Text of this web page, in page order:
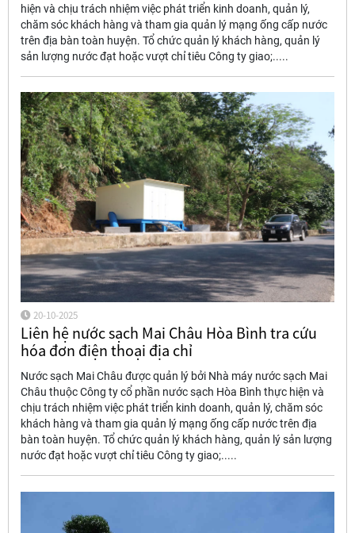
hiện và chịu trách nhiệm việc phát triển kinh doanh, quản lý,
chăm sóc khách hàng và tham gia quản lý mạng ống cấp nước
trên địa bàn toàn huyện. Tổ chức quản lý khách hàng, quản lý
sản lượng nước đạt hoặc vượt chỉ tiêu Công ty giao;.....
20-10-2025
Liên hệ nước sạch Mai Châu Hòa Bình tra cứu
hóa đơn điện thoại địa chỉ
Nước sạch Mai Châu được quản lý bởi Nhà máy nước sạch Mai
Châu thuộc Công ty cổ phần nước sạch Hòa Bình thực hiện và
chịu trách nhiệm việc phát triển kinh doanh, quản lý, chăm sóc
khách hàng và tham gia quản lý mạng ống cấp nước trên địa
bàn toàn huyện. Tổ chức quản lý khách hàng, quản lý sản lượng
nước đạt hoặc vượt chỉ tiêu Công ty giao;.....